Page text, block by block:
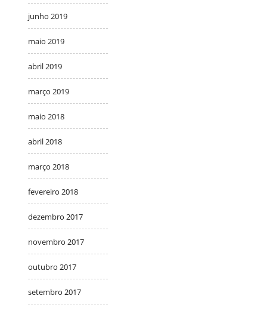
junho 2019
maio 2019
abril 2019
março 2019
maio 2018
abril 2018
março 2018
fevereiro 2018
dezembro 2017
novembro 2017
outubro 2017
setembro 2017